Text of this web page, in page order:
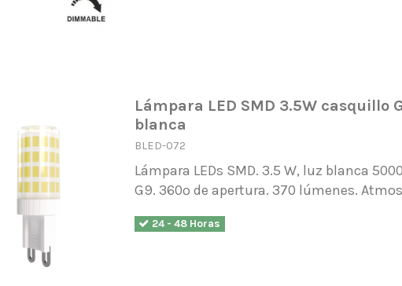
Lámpara LED SMD 3.5W casquillo
blanca
BLED-072
Lámpara LEDs SMD. 3.5 W, luz blanca
G9. 360º de apertura. 370 lúmenes.
24 - 48 Horas